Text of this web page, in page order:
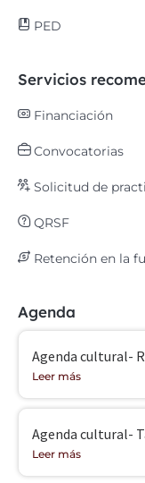
PED
Servicios
Financiación
Convocatorias
Solicitud de
QRSF
Retención en la
Agenda
Agenda cultural-
Leer más
Agenda cultural-
Leer más